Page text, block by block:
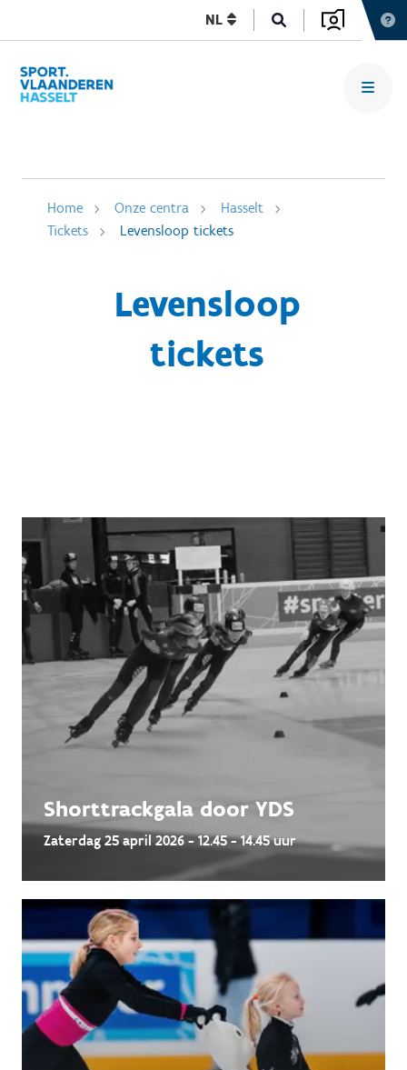
NL
Home Onze centra
Hasselt
Tickets
Levensloop tickets
Levensloop
tickets
Shorttrackgala door YDS
Zaterdag 25 april 2026 - 12.45 - 14.45 uur